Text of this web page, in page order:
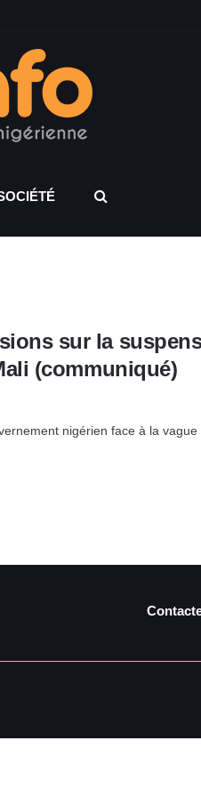
sur la
(communiqué)
nigérien face à la vague